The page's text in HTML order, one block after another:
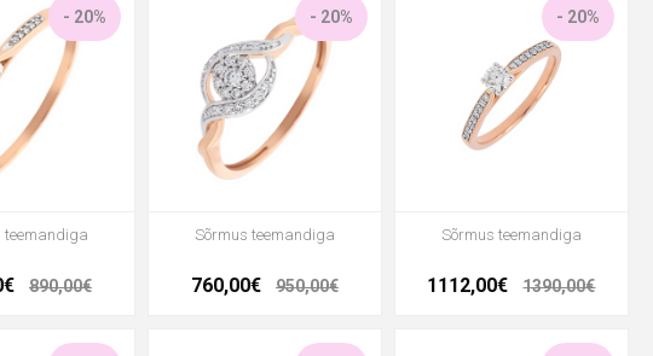
- 20%
teemandiga
890,00€
- 20%
Sõrmus teemandiga
760,00€ 950,00€
- 20%
Sõrmus teemandiga
1112,00€ 1390,00€